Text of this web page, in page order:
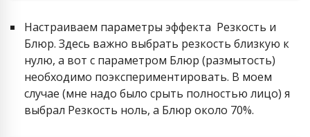
Настраиваем параметры эффекта Резкость и
Блюр. Здесь важно выбрать резкость близкую к
нулю, а вот с параметром Блюр (размытость)
необходимо поэкспериментировать. В моем
случае (мне надо было срыть полностью лицо) я
выбрал Резкость ноль, а Блюр около 70%.